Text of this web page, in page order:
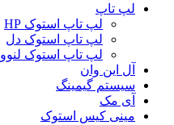
لپ تاپ
لپ تاپ استوک HP
لپ تاپ استوک دل
لپ تاپ استوک لنوو
آل این وان
سیستم گیمینگ
آی مک
مینی کیس استوک